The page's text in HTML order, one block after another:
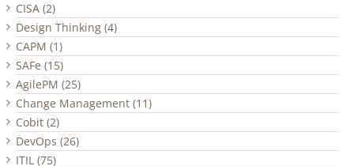
CISA (2)
Design Thinking (4)
CAPM (1)
SAFe (15)
AgilePM (25)
Change Management (11)
Cobit (2)
DevOps (26)
ITIL (75)